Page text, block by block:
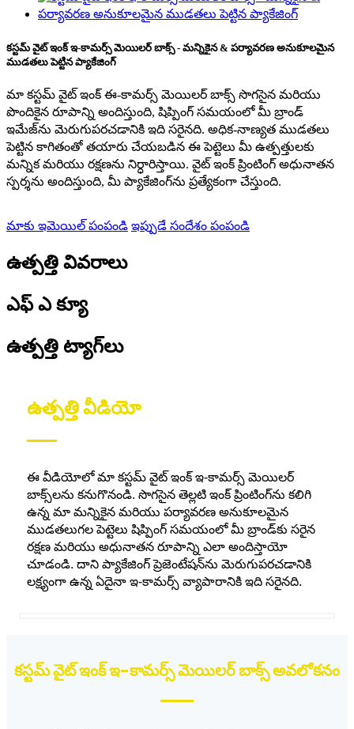
కస్టమ్ వైట్ ఇంక్ ఇ-కామర్స్ మెయిలర్ బాక్స్ - మన్నికైన & పర్యావరణ అనుకూలమైన
ముడతలు పెట్టిన ప్యాకేజింగ్
మా కస్టమ్ వైట్ ఇంక్ ఈ-కామర్స్ మెయిలర్ బాక్స్ సొగసైన మరియు
పొందికైన రూపాన్ని అందిస్తుంది, షిప్పింగ్ సమయంలో మీ బ్రాండ్
ఇమేజ్‌ను మెరుగుపరచడానికి ఇది సరైనది. అధిక-నాణ్యత ముడతలు
పెట్టిన కాగితంతో తయారు చేయబడిన ఈ పెట్టెలు మీ ఉత్పత్తులకు
మన్నిక మరియు రక్షణను నిర్ధారిస్తాయి. వైట్ ఇంక్ ప్రింటింగ్ అధునాతన
స్పర్శను అందిస్తుంది, మీ ప్యాకేజింగ్‌ను ప్రత్యేకంగా చేస్తుంది.
మాకు ఇమెయిల్ పంపండి ఇప్పుడే సందేశం పంపండి
ఉత్పత్తి వివరాలు
ఎఫ్ ఎ క్యూ
ఉత్పత్తి ట్యాగ్‌లు
ఉత్పత్తి వీడియో
ఈ వీడియోలో మా కస్టమ్ వైట్ ఇంక్ ఇ-కామర్స్ మెయిలర్
బాక్స్‌లను కనుగొనండి. సొగసైన తెల్లటి ఇంక్ ప్రింటింగ్‌ను కలిగి
ఉన్న మా మన్నికైన మరియు పర్యావరణ అనుకూలమైన
ముడతలుగల పెట్టెలు షిప్పింగ్ సమయంలో మీ బ్రాండ్‌కు సరైన
రక్షణ మరియు అధునాతన రూపాన్ని ఎలా అందిస్తాయో
చూడండి. దాని ప్యాకేజింగ్ ప్రెజెంటేషన్‌ను మెరుగుపరచడానికి
లక్ష్యంగా ఉన్న ఏదైనా ఇ-కామర్స్ వ్యాపారానికి ఇది సరైనది.
కస్టమ్ వైట్ ఇంక్ ఇ-కామర్స్ మెయిలర్ బాక్స్ అవలోకనం